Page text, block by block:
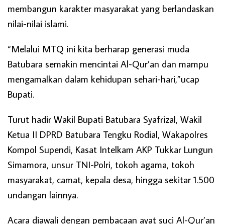
membangun karakter masyarakat yang berlandaskan
nilai-nilai islami.
“Melalui MTQ ini kita berharap generasi muda
Batubara semakin mencintai Al-Qur’an dan mampu
mengamalkan dalam kehidupan sehari-hari,”ucap
Bupati.
Turut hadir Wakil Bupati Batubara Syafrizal, Wakil
Ketua II DPRD Batubara Tengku Rodial, Wakapolres
Kompol Supendi, Kasat Intelkam AKP Tukkar Lungun
Simamora, unsur TNI-Polri, tokoh agama, tokoh
masyarakat, camat, kepala desa, hingga sekitar 1.500
undangan lainnya.
Acara diawali dengan pembacaan ayat suci Al-Qur’an